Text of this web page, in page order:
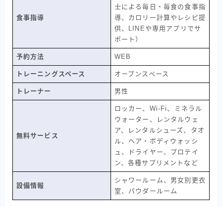
食事指導
士による毎日・毎食の食事指
導、カロリー計算やレシピ提
供、LINEや専用アプリでサ
ポート）
予約方法 WEB
トレーニングスペース オープンスペース
トレーナー 男性
無料サービス
ロッカー、Wi-Fi、ミネラル
ウォーター、レンタルウェ
ア、レンタルシューズ、タオ
ル、ヘア・ボディウォッシ
ュ、ドライヤー、プロテイ
ン、各種サプリメントなど
設備情報
シャワールーム、男女別更衣
室、パウダールーム